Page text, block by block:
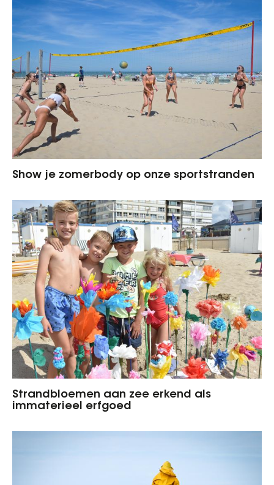
Show je zomerbody op onze sportstranden
Strandbloemen aan zee erkend als
immaterieel erfgoed